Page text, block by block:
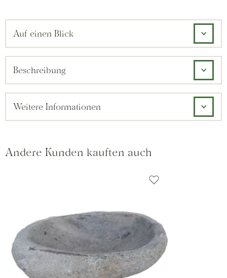
Auf einen Blick
Beschreibung
Weitere Informationen
Andere Kunden kauften auch